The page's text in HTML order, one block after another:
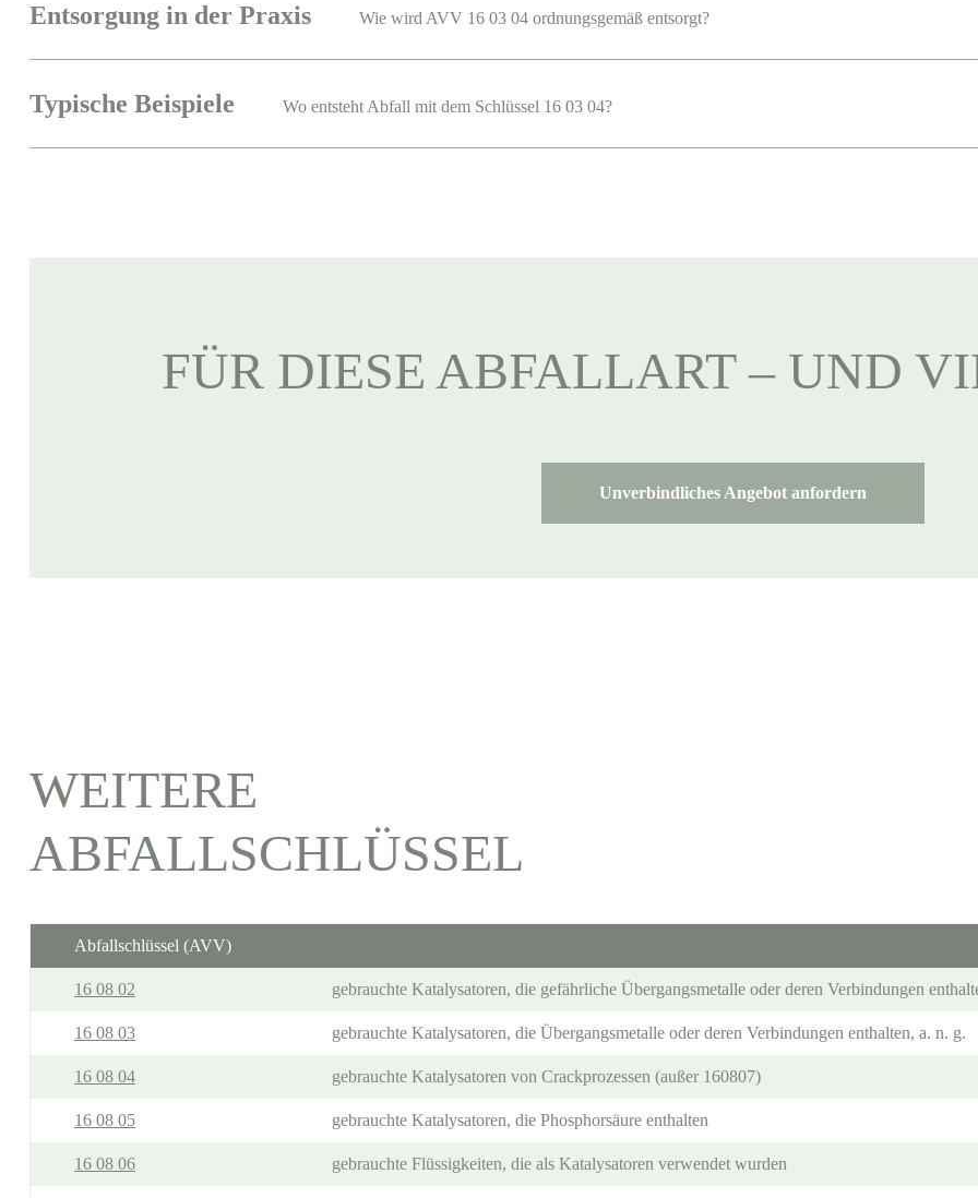
Entsorgung in der Praxis Wie wird AVV 16 03 04 ordnungsgemäß entsorgt?
Typische Beispiele Wo entsteht Abfall mit dem Schlüssel 16 03 04?
FÜR DIESE ABFALLART – UND
Unverbindliches Angebot anfordern
WEITERE
ABFALLSCHLÜSSEL
Abfallschlüssel (AVV)
16 08 02 gebrauchte Katalysatoren, die gefährliche Übergangsmetalle oder deren Verbindungen
16 08 03 gebrauchte Katalysatoren, die Übergangsmetalle oder deren Verbindungen enthalten, a. n. g.
16 08 04 gebrauchte Katalysatoren von Crackprozessen (außer 160807)
16 08 05 gebrauchte Katalysatoren, die Phosphorsäure enthalten
16 08 06 gebrauchte Flüssigkeiten, die als Katalysatoren verwendet wurden